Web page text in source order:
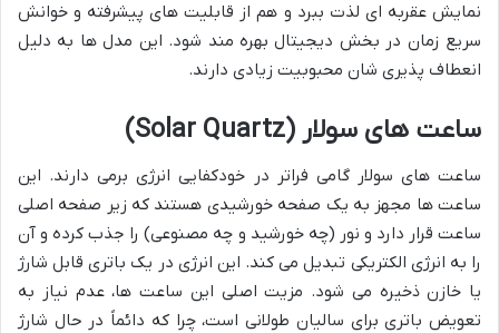
نمایش عقربه ای لذت ببرد و هم از قابلیت های پیشرفته و خوانش
سریع زمان در بخش دیجیتال بهره مند شود. این مدل ها به دلیل
انعطاف پذیری شان محبوبیت زیادی دارند.
ساعت های سولار (Solar Quartz)
ساعت های سولار گامی فراتر در خودکفایی انرژی برمی دارند. این
ساعت ها مجهز به یک صفحه خورشیدی هستند که زیر صفحه اصلی
ساعت قرار دارد و نور (چه خورشید و چه مصنوعی) را جذب کرده و آن
را به انرژی الکتریکی تبدیل می کند. این انرژی در یک باتری قابل شارژ
یا خازن ذخیره می شود. مزیت اصلی این ساعت ها، عدم نیاز به
تعویض باتری برای سالیان طولانی است، چرا که دائماً در حال شارژ